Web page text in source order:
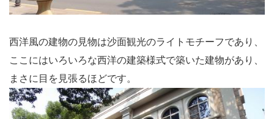
西洋風の建物の見物は沙面観光のライトモチーフであり、
ここにはいろいろな西洋の建築様式で築いた建物があり、
まさに目を見張るほどです。